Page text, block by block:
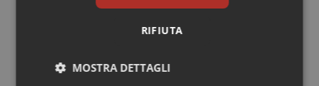
Tumori del Polmone & Testa Collo
Tumori gastrointestinali
West Nile. D’Alterio (Rete IZS):
“Sorveglianza e dati scientifici, senza
RIFIUTA
MOSTRA DETTAGLI